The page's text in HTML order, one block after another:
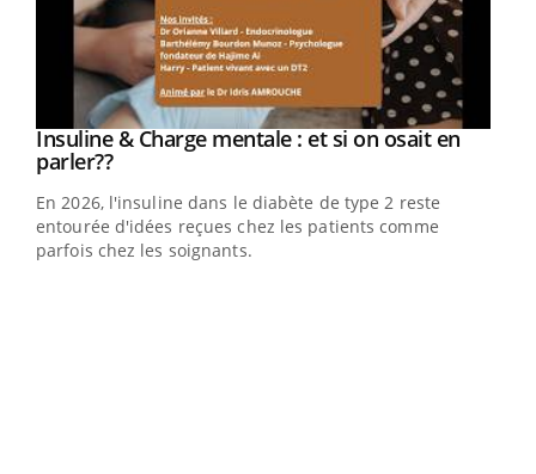
Youtube
Insuline & Charge mentale : et si on osait en
parler??Youtube
En 2026, l'insuline dans le diabète de type 2 reste
entourée d'idées reçues chez les patients comme
parfois chez les soignants.